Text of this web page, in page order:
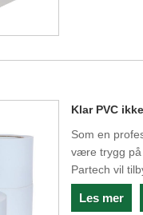
Klar PVC
Som en
være trygg på
Partech vil
Les mer